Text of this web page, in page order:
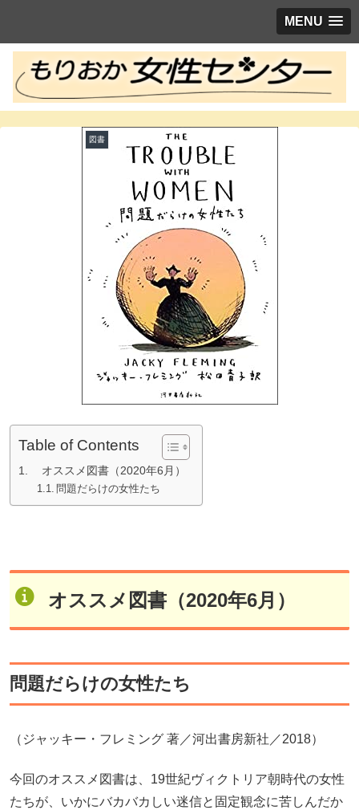
MENU
図書
Table of Contents
オススメ図書（2020年6月）
問題だらけの女性たち
オススメ図書（2020年6月）
問題だらけの女性たち
（ジャッキー・フレミング 著／河出書房新社／2018）
今回のオススメ図書は、19世紀ヴィクトリア朝時代の女性
たちが、いかにバカバカしい迷信と固定観念に苦しんだか